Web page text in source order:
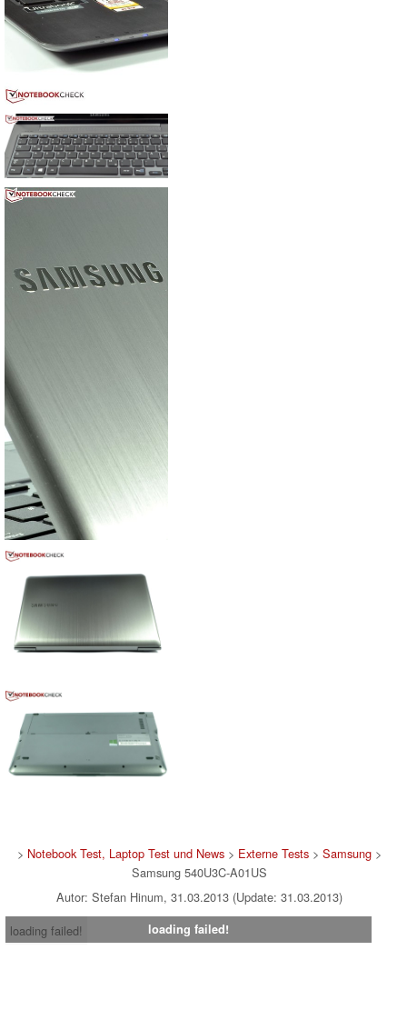
> Notebook Test, Laptop Test und News> Externe Tests> Samsung>
Samsung 540U3C-A01US
Autor: Stefan Hinum, 31.03.2013 (Update: 31.03.2013)
loading failed!
loading failed!